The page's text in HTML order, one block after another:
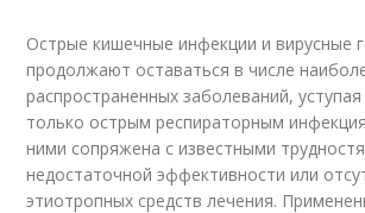
Острые кишечные инфекции и вирусные
продолжают оставаться в числе
распространенных заболеваний,
только острым респираторным
ними сопряжена с известными
недостаточной эффективности или
этиотропных средств лечения.